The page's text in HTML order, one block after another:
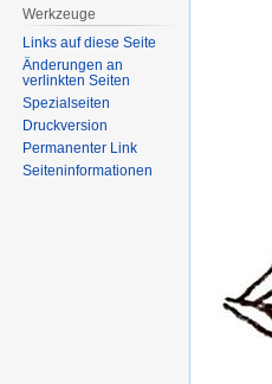
Werkzeuge
Links auf diese Seite
Änderungen an
verlinkten Seiten
Spezialseiten
Druckversion
Permanenter Link
Seiten­informationen